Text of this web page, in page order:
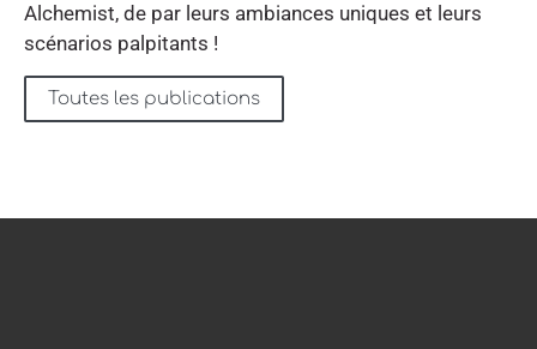
Alchemist, de par leurs ambiances uniques et leurs
scénarios palpitants !
Toutes les publications